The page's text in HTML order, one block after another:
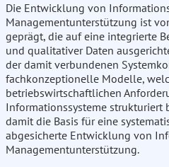
Die Entwicklung von
Managementunterstützung ist
geprägt, die auf eine integrierte
und qualitativer Daten
der damit verbundenen
fachkonzeptionelle Modelle,
betriebswirtschaftlichen
Informationssysteme strukturiert
damit die Basis für eine
abgesicherte Entwicklung von
Managementunterstützung.